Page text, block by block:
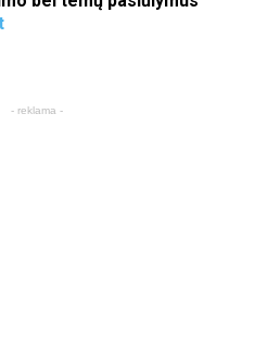
- reklama -